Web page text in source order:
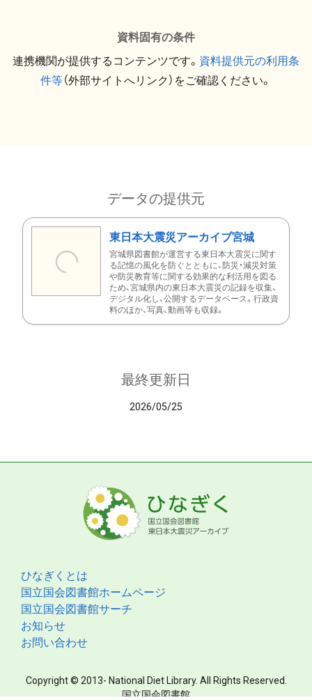
資料固有の条件
連携機関が提供するコンテンツです。 資料提供元の利用条
件等（外部サイトへリンク）をご確認ください。
データの提供元
東日本大震災アーカイブ宮城
宮城県図書館が運営する東日本大震災に関す
る記憶の風化を防ぐとともに、防災・減災対策
や防災教育等に関する効果的な利活用を図る
ため、宮城県内の東日本大震災の記録を収集、
デジタル化し、公開するデータベース。行政資
料のほか、写真、動画等も収録。
最終更新日
2026/05/25
ひなぎくとは
国立国会図書館ホームページ
国立国会図書館サーチ
お知らせ
お問い合わせ
Copyright © 2013- National Diet Library. All Rights Reserved.